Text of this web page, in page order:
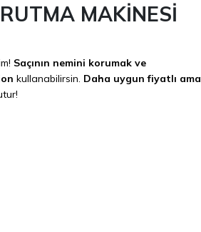
MAKİNESİ
Saçının nemini korumak ve
kullanabilirsin. Daha uygun fiyatlı ama